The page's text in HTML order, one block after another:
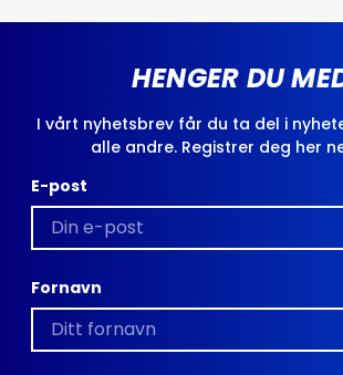
HENGER DU
I vårt nyhetsbrev får du ta del i
alle andre. Registrer deg her
E-post
Fornavn